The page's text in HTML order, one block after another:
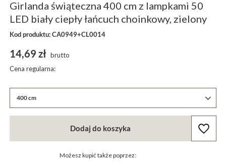
Girlanda świąteczna 400 cm z lampkami 50
LED biały ciepły łańcuch choinkowy, zielony
Kod produktu: CA0949+CL0014
400 cm
14,69 zł brutto
Cena regularna:
Dodaj do koszyka
Możesz kupić także poprzez: